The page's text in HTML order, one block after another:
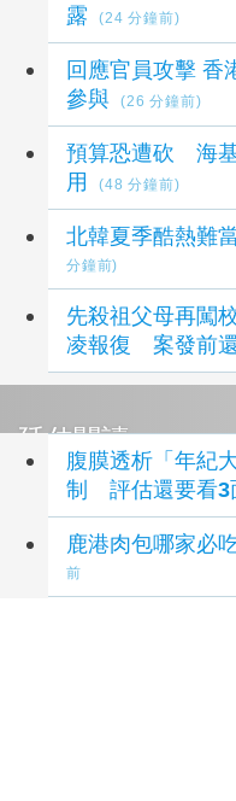
露
(24 分鐘前)
回應官員攻擊 香港記協：歡迎在港新聞工作者
參與
(26 分鐘前)
預算恐遭砍 海
用
(48 分鐘前)
北韓夏季酷熱難
分鐘前)
先殺祖父母再闖
凌報復 案發前
延伸閱讀
腹膜透析「年紀
制 評估還要看3
鹿港肉包哪家必
前